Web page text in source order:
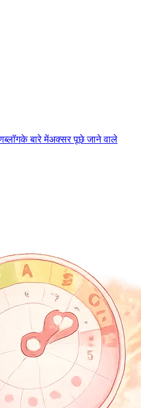
ब्लॉगके बारे मेंअक्सर पूछे जाने वाले